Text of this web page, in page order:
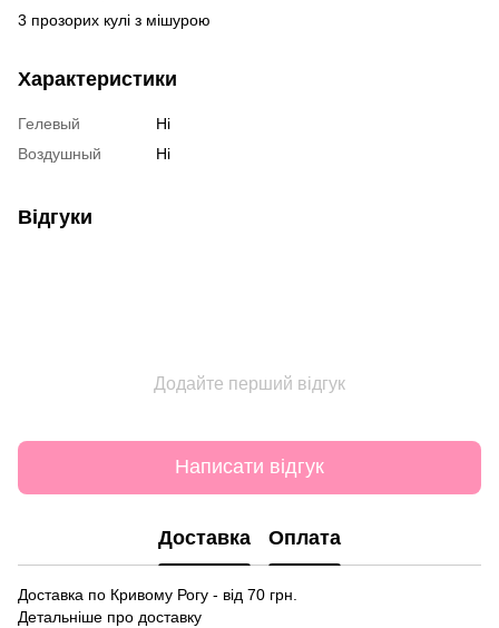
3 прозорих кулі з мішурою
Характеристики
Гелевый
Ні
Воздушный
Ні
Відгуки
Додайте перший відгук
Написати відгук
Доставка Оплата
Доставка по Кривому Рогу - від 70 грн.
Детальніше про доставку